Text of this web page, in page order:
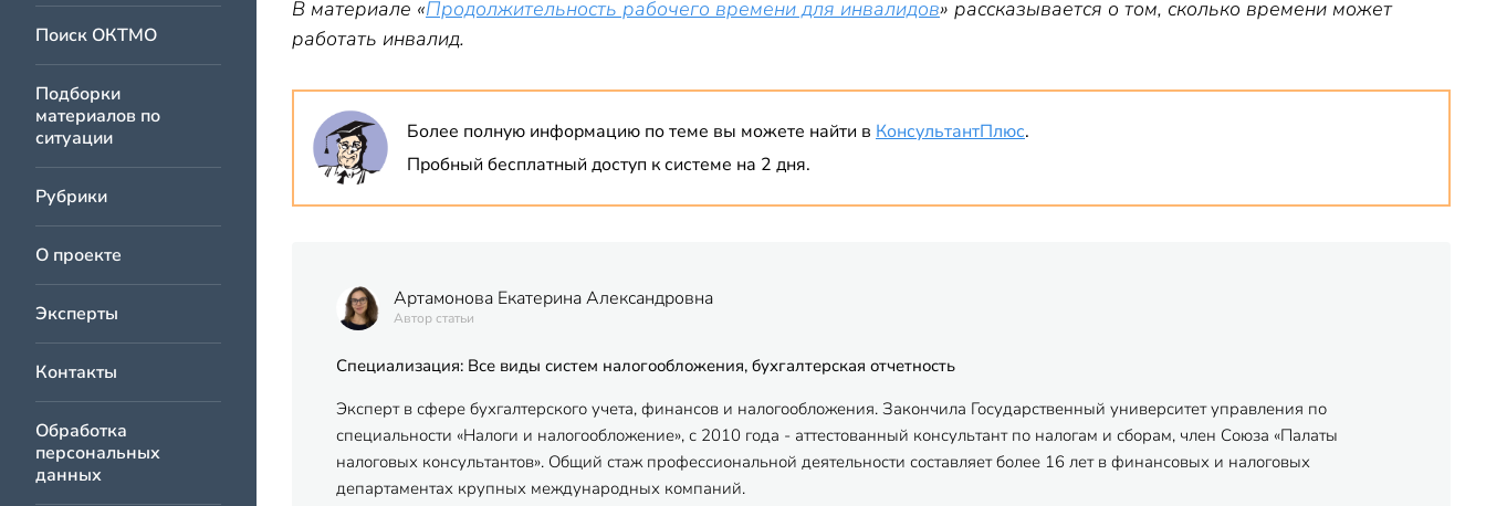
Поиск ОКТМО
Подборки
материалов по
ситуации
Рубрики
О проекте
Эксперты
Контакты
Обработка
персональных
данных
В материале «Продолжительность рабочего времени для инвалидов» рассказывается о том, сколько времени может
работать инвалид.
Более полную информацию по теме вы можете найти в КонсультантПлюс.
Пробный бесплатный доступ к системе на 2 дня.
Артамонова Екатерина Александровна
Автор статьи
Специализация: Все виды систем налогообложения, бухгалтерская отчетность
Эксперт в сфере бухгалтерского учета, финансов и налогообложения. Закончила Государственный университет управления по
специальности «Налоги и налогообложение», с 2010 года - аттестованный консультант по налогам и сборам, член Союза «Палаты
налоговых консультантов». Общий стаж профессиональной деятельности составляет более 16 лет в финансовых и налоговых
департаментах крупных международных компаний.